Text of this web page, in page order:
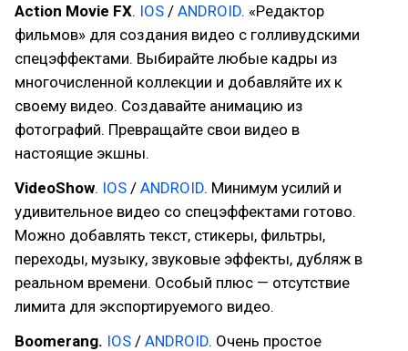
Action Movie FX. IOS / ANDROID. «Редактор
фильмов» для создания видео с голливудскими
спецэффектами. Выбирайте любые кадры из
многочисленной коллекции и добавляйте их к
своему видео. Создавайте анимацию из
фотографий. Превращайте свои видео в
настоящие экшны.
VideoShow. IOS / ANDROID. Минимум усилий и
удивительное видео со спецэффектами готово.
Можно добавлять текст, стикеры, фильтры,
переходы, музыку, звуковые эффекты, дубляж в
реальном времени. Особый плюс — отсутствие
лимита для экспортируемого видео.
Boomerang. IOS / ANDROID. Очень простое